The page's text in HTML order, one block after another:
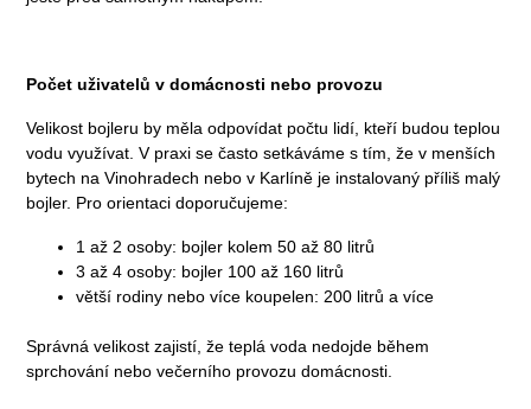
Počet uživatelů v domácnosti nebo provozu
Velikost bojleru by měla odpovídat počtu lidí, kteří budou teplou
vodu využívat. V praxi se často setkáváme s tím, že v menších
bytech na Vinohradech nebo v Karlíně je instalovaný příliš malý
bojler. Pro orientaci doporučujeme:
1 až 2 osoby: bojler kolem 50 až 80 litrů
3 až 4 osoby: bojler 100 až 160 litrů
větší rodiny nebo více koupelen: 200 litrů a více
Správná velikost zajistí, že teplá voda nedojde během
sprchování nebo večerního provozu domácnosti.